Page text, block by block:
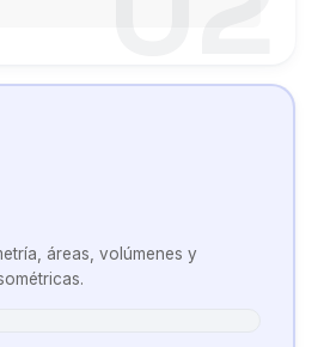
áreas, volúmenes y